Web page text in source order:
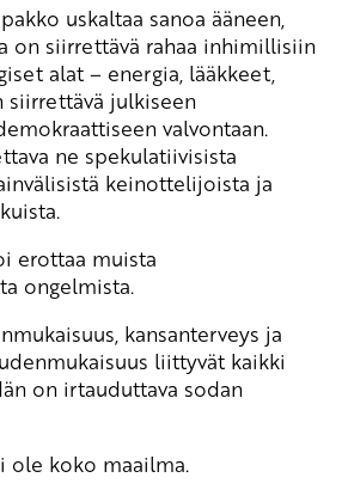
uskaltaa sanoa ääneen,
on siirrettävä rahaa inhimillisiin
alat – energia, lääkkeet,
julkiseen
valvontaan.
ne spekulatiivisista
keinottelijoista ja
erottaa muista
ongelmista.
kansanterveys ja
liittyvät kaikki
on irtauduttava sodan
ole koko maailma.